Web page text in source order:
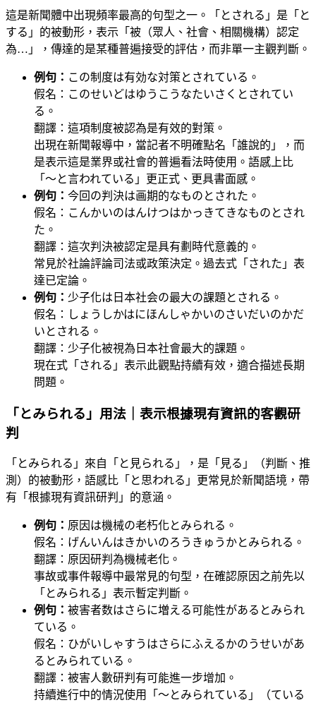
這是新聞體中出現頻率最高的句型之一。「とされる」是「と
する」的被動形，表示「被（眾人、社會、相關機構）認定
為…」，傳達的是某種普遍接受的評估，而非單一主觀判斷。
例句： この制度は有効な対策とされている。
假名：このせいどはゆうこうなたいさくとされてい
る。
翻譯：這項制度被認為是有效的對策。
出現在新聞報導中，當記者不明確點名「誰說的」，而
是表示這是業界或社會的普遍看法時使用。語感上比
「〜と言われている」更正式、更具書面感。
例句： 今回の判決は画期的なものとされた。
假名：こんかいのはんけつはかっきてきなものとされ
た。
翻譯：這次判決被認定是具有劃時代意義的。
常見於社論評論司法或政策決定。過去式「された」表
達已定論。
例句： 少子化は日本社会の最大の課題とされる。
假名：しょうしかはにほんしゃかいのさいだいのかだ
いとされる。
翻譯：少子化被視為日本社會最大的課題。
現在式「される」表示此觀點持續有效，適合描述長期
問題。
「とみられる」用法｜表示根據現有資訊的客觀研
判
「とみられる」來自「と見られる」，是「見る」（判斷、推
測）的被動形，語感比「と思われる」更常見於新聞語境，帶
有「根據現有資訊研判」的意涵。
例句： 原因は機械の老朽化とみられる。
假名：げんいんはきかいのろうきゅうかとみられる。
翻譯：原因研判為機械老化。
事故或事件報導中最常見的句型，在確認原因之前先以
「とみられる」表示暫定判斷。
例句： 被害者数はさらに増える可能性があるとみられ
ている。
假名：ひがいしゃすうはさらにふえるかのうせいがあ
るとみられている。
翻譯：被害人數研判有可能進一步增加。
持續進行中的情況使用「〜とみられている」（ている